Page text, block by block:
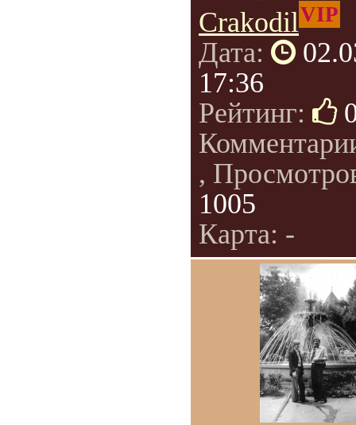
CrakodilVIP
Дата:
17:36
Рейтинг:
,
1005
Карта: -